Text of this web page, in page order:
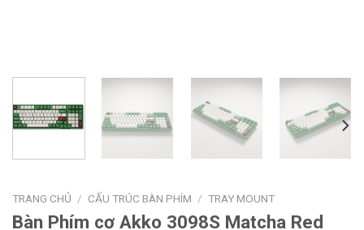
TRANG CHỦ / CẤU TRÚC BÀN PHÍM / TRAY MOUNT
Bàn Phím cơ Akko 3098S Matcha Red